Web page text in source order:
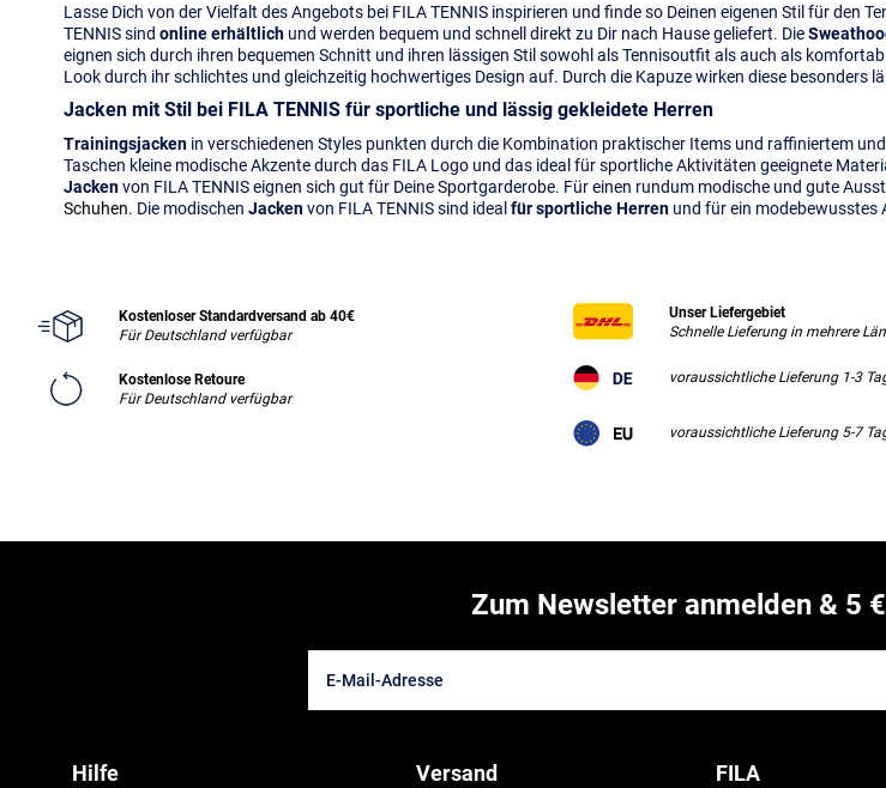
Lasse Dich von der Vielfalt des Angebots bei FILA TENNIS inspirieren und finde so Deinen eigenen Stil für den
TENNIS sind online erhältlichund werden bequem und schnell direkt zu Dir nach Hause geliefert. Die
eignen sich durch ihren bequemen Schnitt und ihren lässigen Stil sowohl als Tennisoutfit als auch als
Look durch ihr schlichtes und gleichzeitig hochwertiges Design auf. Durch die Kapuze wirken diese besonders
Jacken mit Stil bei FILA TENNIS für sportliche und lässig gekleidete Herren
Trainingsjackenin verschiedenen Styles punkten durch die Kombination praktischer Items und raffiniertem
Taschen kleine modische Akzente durch das FILA Logo und das ideal für sportliche Aktivitäten geeignete
Jackenvon FILA TENNIS eignen sich gut für Deine Sportgarderobe. Für einen rundum modische und gute
Schuhen. Die modischen Jackenvon FILA TENNIS sind idealfür sportliche Herrenund für ein modebewusstes
Kostenloser Standardversand ab 40€
Für Deutschland verfügbar
Kostenlose Retoure
Für Deutschland verfügbar
Unser Liefergebiet
Schnelle Lieferung in mehrere
voraussichtliche Lieferung 1-3
voraussichtliche Lieferung 5-7
Zum Newsletter anmelden & 5
Hilfe Versand FILA